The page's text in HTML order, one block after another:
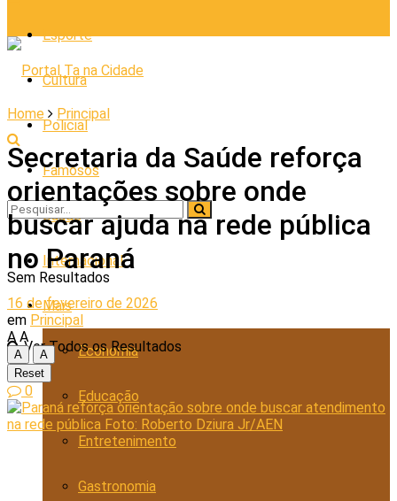
Esporte
Cultura
Policial
Famosos
Saúde
Internacional
Mais
Economia
Educação
Entretenimento
Gastronomia
Sem Resultados
Ver Todos os Resultados
Home Principal
Secretaria da Saúde reforça
orientações sobre onde
buscar ajuda na rede pública
no Paraná
16 de fevereiro de 2026
em Principal
A A
A
A
Reset
0